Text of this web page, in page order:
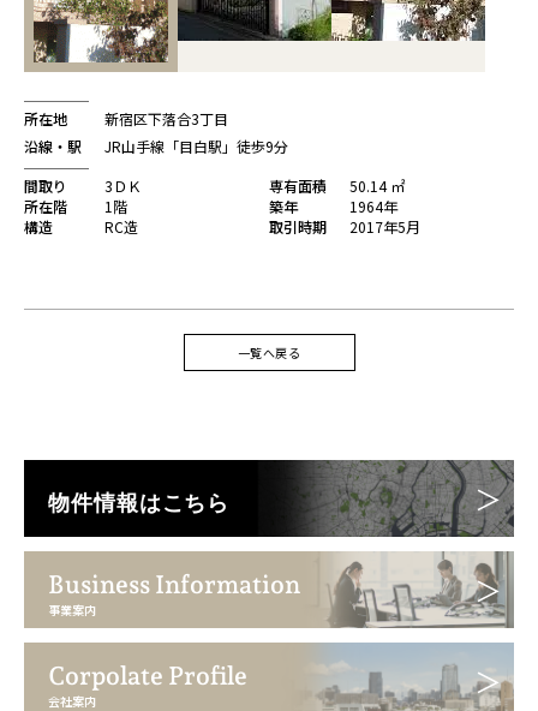
所在地
新宿区下落合3丁目
沿線・駅
JR山手線「目白駅」徒歩9分
間取り
3ＤＫ 専有面積
50.14 ㎡
所在階
1階 築年
1964年
構造
RC造 取引時期 2017年5月
一覧へ戻る
物件情報はこちら
Business Information
事業案内
Corpolate Profile
会社案内